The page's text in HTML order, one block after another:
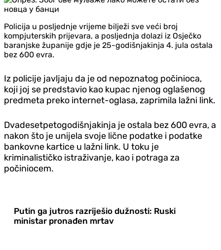
Policija u posljednje vrijeme bilježi sve veći broj
kompjuterskih prijevara, a posljednja dolazi iz Osječko
baranjske županije gdje je 25-godišnjakinja 4. jula ostala
bez 600 evra.
Iz policije javljaju da je od nepoznatog počinioca,
koji joj se predstavio kao kupac njenog oglašenog
predmeta preko internet-oglasa, zaprimila lažni link.
Dvadesetpetogodišnjakinja je ostala bez 600 evra, a
nakon što je unijela svoje lične podatke i podatke
bankovne kartice u lažni link. U toku je
kriminalističko istraživanje, kao i potraga za
počiniocem.
Putin ga jutros razriješio dužnosti: Ruski
ministar pronađen mrtav